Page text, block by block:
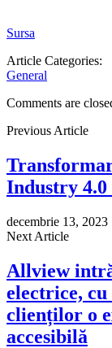
Sursa
Article Categories:
General
Comments are
Previous Article
Industry
decembrie 13, 2023
Next Article
Allview
electrice,
clienților o
accesibilă